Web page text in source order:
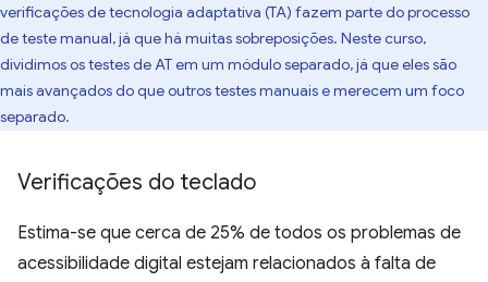
verificações de tecnologia adaptativa (TA) fazem parte do processo
de teste manual, já que há muitas sobreposições. Neste curso,
dividimos os testes de AT em um módulo separado, já que eles são
mais avançados do que outros testes manuais e merecem um foco
separado.
Verificações do teclado
Estima-se que cerca de 25% de todos os problemas de
acessibilidade digital estejam relacionados à falta de